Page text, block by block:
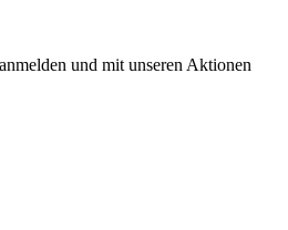
und mit unseren Aktionen